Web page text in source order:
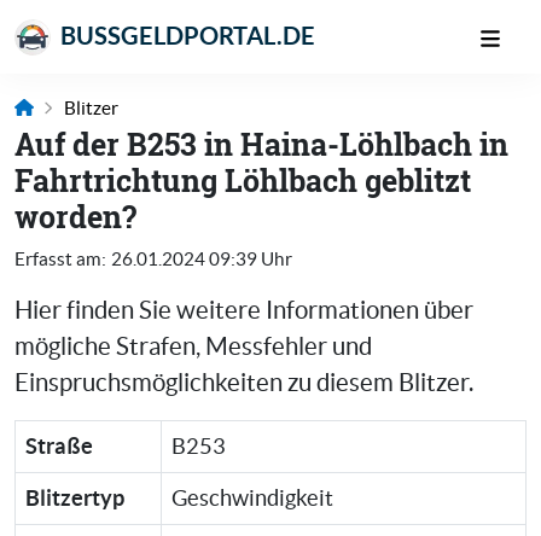
BUSSGELDPORTAL.DE
Blitzer
Auf der B253 in Haina-Löhlbach in
Fahrtrichtung Löhlbach geblitzt
worden?
Erfasst am: 26.01.2024 09:39 Uhr
Hier finden Sie weitere Informationen über
mögliche Strafen, Messfehler und
Einspruchsmöglichkeiten zu diesem Blitzer.
Straße B253
Blitzertyp Geschwindigkeit